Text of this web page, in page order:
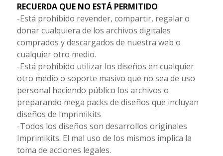
RECUERDA QUE NO ESTÁ PERMITIDO
-Está prohibido revender, compartir, regalar o
donar cualquiera de los archivos digitales
comprados y descargados de nuestra web o
cualquier otro medio.
-Está prohibido utilizar los diseños en cualquier
otro medio o soporte masivo que no sea de uso
personal haciendo público los archivos o
preparando mega packs de diseños que incluyan
diseños de Imprimikits
-Todos los diseños son desarrollos originales
Imprimikits. El mal uso de los mismos implica la
toma de acciones legales.